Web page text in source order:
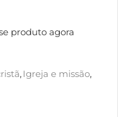
produto agora
,Igreja e missão,